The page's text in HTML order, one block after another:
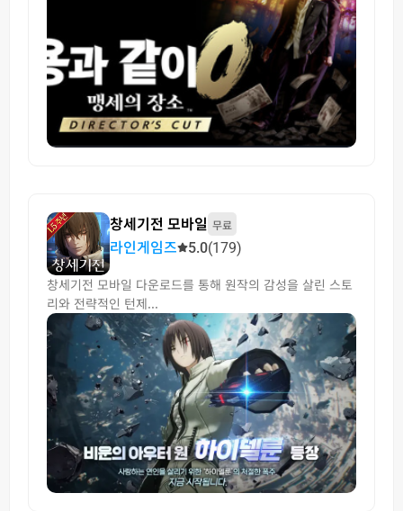
창세기전 모바일 무료
라인게임즈 5.0(179)
창세기전 모바일 다운로드를 통해 원작의 감성을 살린 스토
리와 전략적인 턴제...